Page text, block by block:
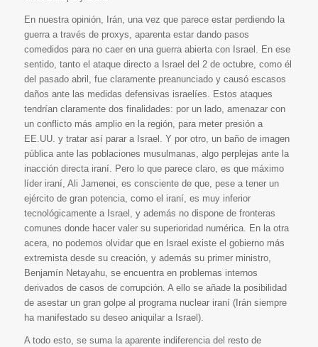
En nuestra opinión, Irán, una vez que parece estar perdiendo la
guerra a través de proxys, aparenta estar dando pasos
comedidos para no caer en una guerra abierta con Israel. En ese
sentido, tanto el ataque directo a Israel del 2 de octubre, como él
del pasado abril, fue claramente preanunciado y causó escasos
daños ante las medidas defensivas israelíes. Estos ataques
tendrían claramente dos finalidades: por un lado, amenazar con
un conflicto más amplio en la región, para meter presión a
EE.UU. y tratar así parar a Israel. Y por otro, un baño de imagen
pública ante las poblaciones musulmanas, algo perplejas ante la
inacción directa iraní. Pero lo que parece claro, es que máximo
líder iraní, Ali Jamenei, es consciente de que, pese a tener un
ejército de gran potencia, como el iraní, es muy inferior
tecnológicamente a Israel, y además no dispone de fronteras
comunes donde hacer valer su superioridad numérica. En la otra
acera, no podemos olvidar que en Israel existe el gobierno más
extremista desde su creación, y además su primer ministro,
Benjamín Netayahu, se encuentra en problemas internos
derivados de casos de corrupción. A ello se añade la posibilidad
de asestar un gran golpe al programa nuclear iraní (Irán siempre
ha manifestado su deseo aniquilar a Israel).
A todo esto, se suma la aparente indiferencia del resto de